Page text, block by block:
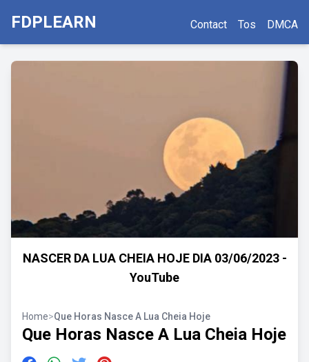
FDPLEARN Contact Tos DMCA
NASCER DA LUA CHEIA HOJE DIA 03/06/2023 -
YouTube
Home>Que Horas Nasce A Lua Cheia Hoje
Que Horas Nasce A Lua Cheia Hoje